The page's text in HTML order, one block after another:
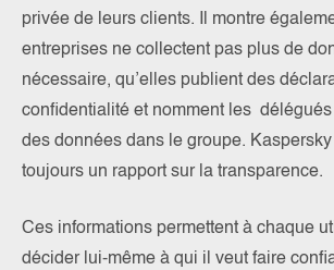
privée de leurs clients. Il montre
entreprises ne collectent pas plus de
nécessaire, qu’elles publient des
confidentialité et nomment les
des données dans le groupe.
toujours un rapport sur la transparence.
Ces informations permettent à chaque
décider lui-même à qui il veut faire